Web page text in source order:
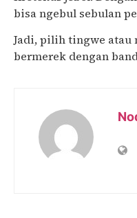
bisa ngebul sebulan
Jadi, pilih tingwe atau
bermerek dengan